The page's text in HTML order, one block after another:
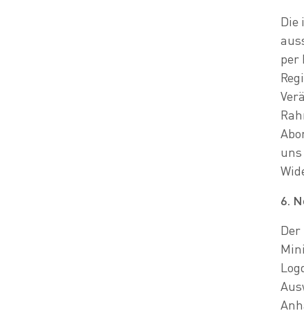
Die
per
6.